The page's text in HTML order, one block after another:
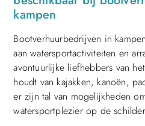
kampen
Bootverhuurbedrijven in
aan watersportactiviteiten en
avontuurlijke liefhebbers van
houdt van kajakken, kanoën,
er zijn tal van mogelijkheden
watersportplezier op de